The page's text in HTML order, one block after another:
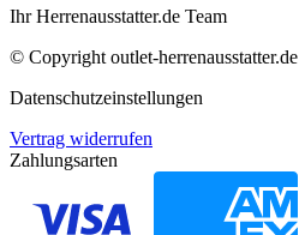
Ihr Herrenausstatter.de Team
© Copyright outlet-herrenausstatter.de
Datenschutzeinstellungen
Vertrag widerrufen
Zahlungsarten